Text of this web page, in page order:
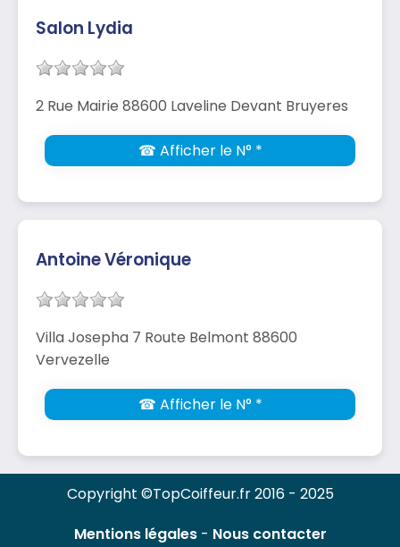
Salon Lydia
2 Rue Mairie 88600 Laveline Devant Bruyeres
☎ Afficher le N° *
Antoine Véronique
Villa Josepha 7 Route Belmont 88600
Vervezelle
☎ Afficher le N° *
Copyright ©TopCoiffeur.fr 2016 - 2025
Mentions légales- Nous contacter